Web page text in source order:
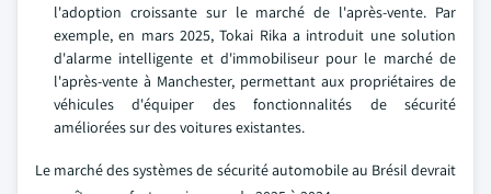
l'adoption croissante sur le marché de l'après-vente. Par
exemple, en mars 2025, Tokai Rika a introduit une solution
d'alarme intelligente et d'immobiliseur pour le marché de
l'après-vente à Manchester, permettant aux propriétaires de
véhicules d'équiper des fonctionnalités de sécurité
améliorées sur des voitures existantes.
Le marché des systèmes de sécurité automobile au Brésil devrait